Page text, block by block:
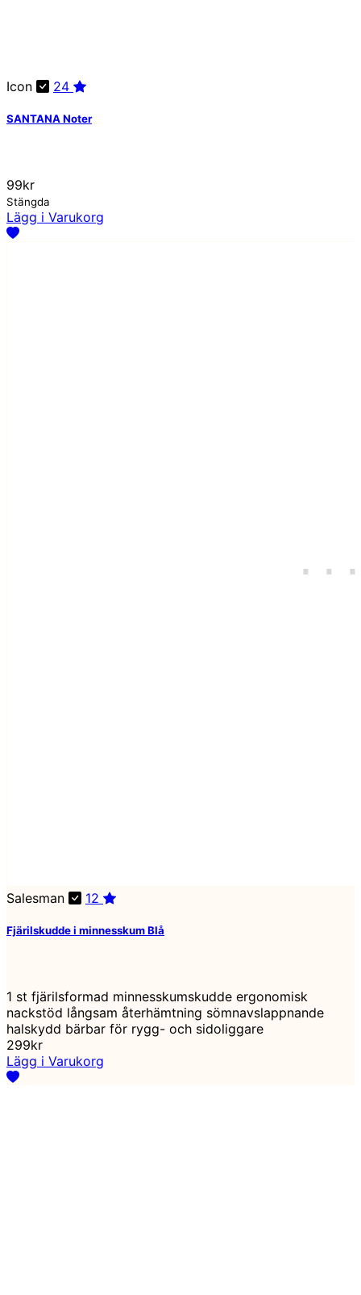
Icon 24
SANTANA Noter
99kr
Stängda
Lägg i Varukorg
Salesman 12
Fjärilskudde i minnesskum Blå
1 st fjärilsformad minnesskumskudde ergonomisk
nackstöd långsam återhämtning sömnavslappnande
halskydd bärbar för rygg- och sidoliggare
299kr
Lägg i Varukorg